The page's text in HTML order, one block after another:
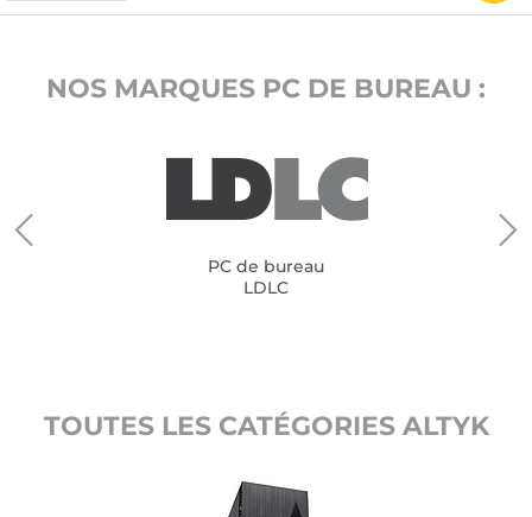
NOS MARQUES PC DE BUREAU :
PC de bureau
LDLC
TOUTES LES CATÉGORIES ALTYK